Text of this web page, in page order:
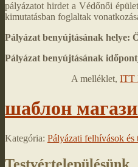
pályázatot hirdet a Védőnői
kimutatásban foglaltak
Pályázat benyújtásának helye:
Pályázat benyújtásának
A melléklet, ITT
шаблон
Kategória: Pályázati felhívások és
Testvértelepülésünk